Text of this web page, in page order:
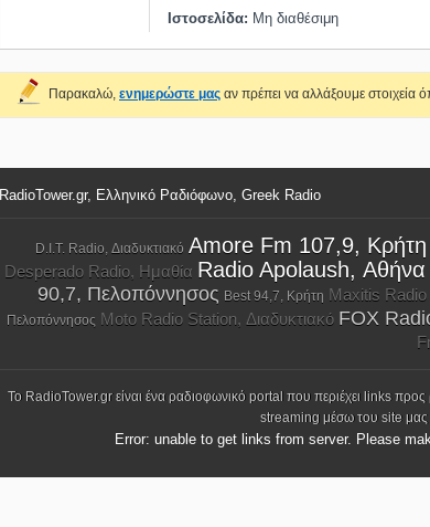
Ιστοσελίδα: Μη διαθέσιμη
Παρακαλώ, ενημερώστε μας αν πρέπει να αλλάξουμε
RadioTower.gr, Ελληνικό Ραδιόφωνο, Greek Radio
D.I.T. Radio, Διαδυκτιακό Amore Fm 107,9, Κρήτη
Desperado Radio, Ημαθία Radio Apolaush, Αθήνα
90,7, Πελοπόννησος Best 94,7, Κρήτη Maxitis
Πελοπόννησος Moto Radio Station, Διαδυκτιακό FOX
Το RadioTower.gr είναι ένα ραδιοφωνικό portal που περιέχει links
streaming μέσω του site μας
Error: unable to get links from server. Please